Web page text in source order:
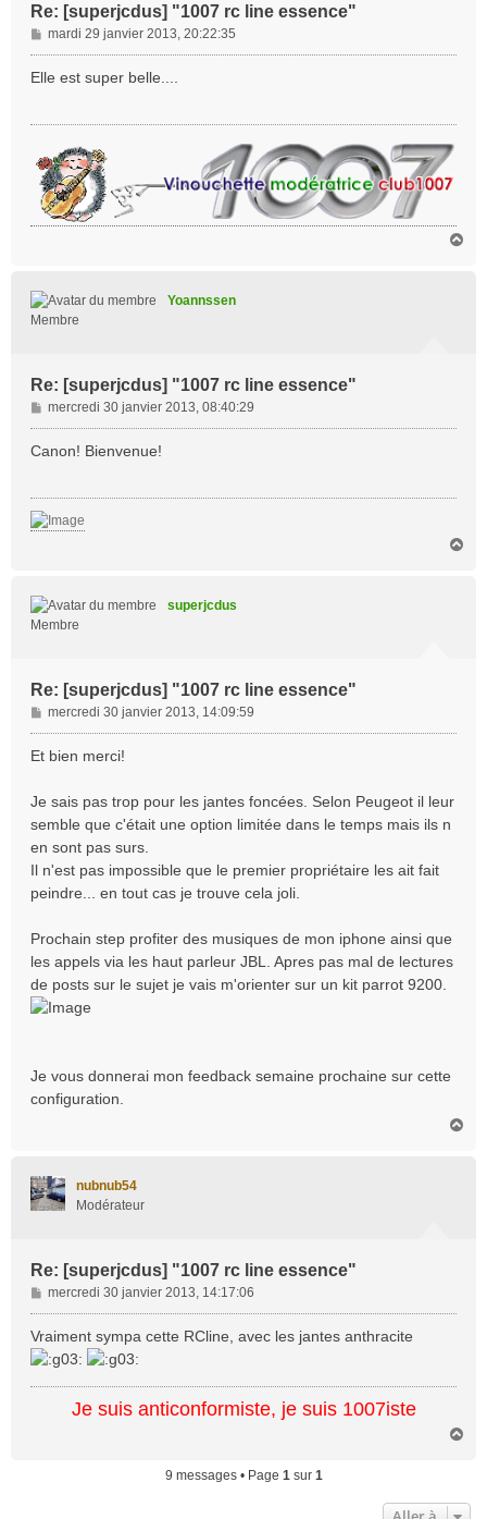
Re: [superjcdus] "1007 rc line essence"
M
e
s
g
mardi 29 janvier 2013, 20:22:35
Elle est super belle....
Yoannssen
Membre
Re: [superjcdus] "1007 rc line essence"
M
e
g
e
mercredi 30 janvier 2013, 08:40:29
Canon! Bienvenue!
superjcdus
Membre
Re: [superjcdus] "1007 rc line essence"
M
e
s
g
e
mercredi 30 janvier 2013, 14:09:59
Et bien merci!
Je sais pas trop pour les jantes foncées. Selon Peugeot il leur
semble que c'était une option limitée dans le temps mais ils n
en sont pas surs.
Il n'est pas impossible que le premier propriétaire les ait fait
peindre... en tout cas je trouve cela joli.
Prochain step profiter des musiques de mon iphone ainsi que
les appels via les haut parleur JBL. Apres pas mal de lectures
de posts sur le sujet je vais m'orienter sur un kit parrot 9200.
Je vous donnerai mon feedback semaine prochaine sur cette
configuration.
nubnub54
Modérateur
Re: [superjcdus] "1007 rc line essence"
M
e
s
s
a
g
mercredi 30 janvier 2013, 14:17:06
Vraiment sympa cette RCline, avec les jantes anthracite
Je suis anticonformiste, je suis 1007iste
9 messages • Page 1sur 1